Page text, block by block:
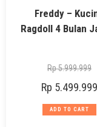
Freddy –
Ragdoll 4 Bulan
Rp5.999.999
Rp 5.499.999
ADD TO CART